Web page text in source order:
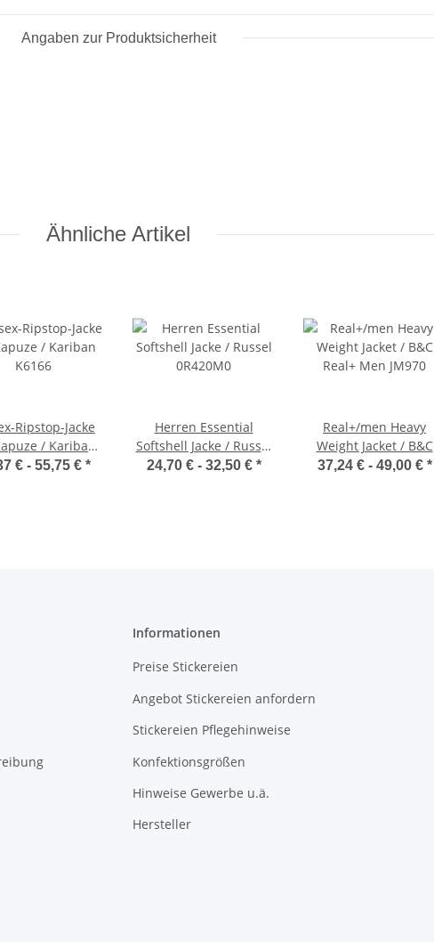
Angaben zur Produktsicherheit
Ähnliche Artikel
Ripstop-Jacke
/ Kariban
K6166
€ - 55,75 € *
Herren Essential
Softshell Jacke / Russel
0R420M0
24,70 € - 32,50 € *
Real+/men Heavy
Weight Jacket / B&C
Real+ Men JM970
37,24 € - 49,00 € *
Informationen
Preise Stickereien
Angebot Stickereien anfordern
Stickereien Pflegehinweise
Konfektionsgrößen
Hinweise Gewerbe u.ä.
Hersteller